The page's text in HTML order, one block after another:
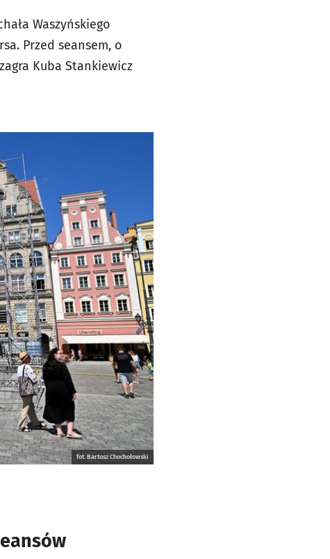
Waszyńskiego
Przed seansem, o
Kuba Stankiewicz
fot. Bartosz Chochołowski